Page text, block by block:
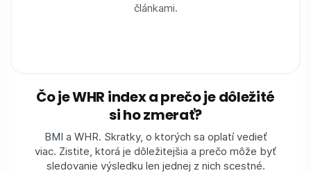
článkami.
Čo je WHR index a prečo je dôležité
si ho zmerať?
BMI a WHR. Skratky, o ktorých sa oplatí vedieť
viac. Zistite, ktorá je dôležitejšia a prečo môže byť
sledovanie výsledku len jednej z nich scestné.